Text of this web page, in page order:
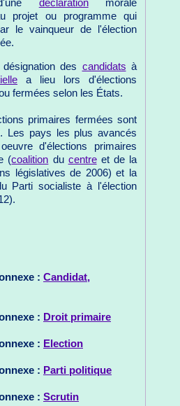
déclarationmorale
projet ou programme qui
le vainqueur de l'élection
des candidats à
a lieu lors d'élections
fermées selon les États.
primaires fermées sont
Les pays les plus avancés
d'élections primaires
(coalition du centreet de la
législatives de 2006) et la
Parti socialiste à l'élection
: Candidat,
: Droit primaire
: Election
: Parti politique
: Scrutin